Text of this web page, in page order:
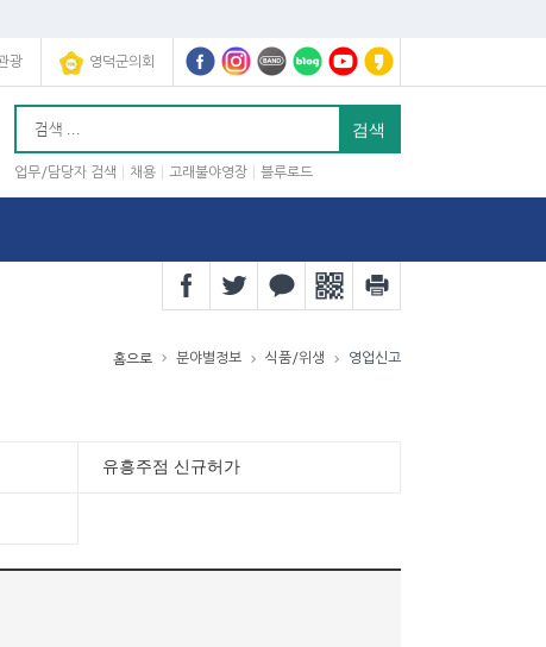
광 영덕군의회
업무/담당자 검색 채용 고래불야영장 블루로드
홈으로 분야별정보 식품/위생 영업신고
유흥주점 신규허가